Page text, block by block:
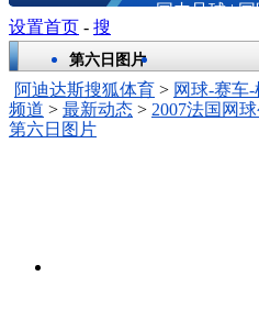
国内足球|国
第六日图片
阿迪达斯搜狐体育 > 网球-赛车
频道 > 最新动态 > 2007法国网
第六日图片
设置首页 - 搜